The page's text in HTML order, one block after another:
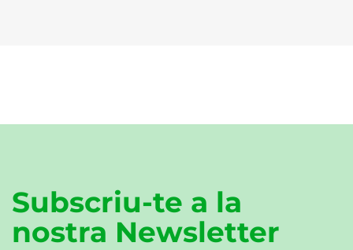
Subscriu-te a la
nostra Newsletter